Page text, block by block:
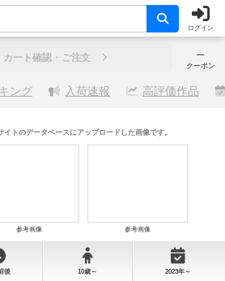
ログイン
─
クーポン
カート確認・ご注文
ング 入荷速報 高評価作品
参考画像 参考画像
イトのデータベースにアップロードした画像です。
後 10歳～ 2023年～